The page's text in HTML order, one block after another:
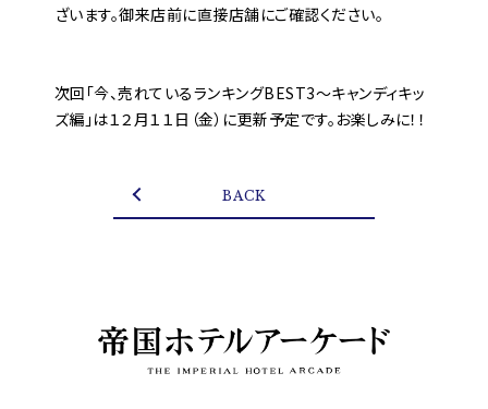
ざいます。御来店前に直接店舗にご確認ください。
次回「今、売れているランキングBEST3～キャンディキッ
ズ編」は１２月１１日（金）に更新予定です。お楽しみに！！
BACK